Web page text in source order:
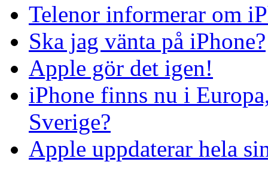
Telenor informerar om
Ska jag vänta på iPhone?
Apple gör det igen!
iPhone finns nu i
Sverige?
Apple uppdaterar hela